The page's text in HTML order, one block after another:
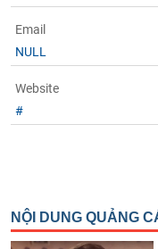
Email
NULL
Website
#
tức
(-)
Bài
viết
của
Báo
cáo